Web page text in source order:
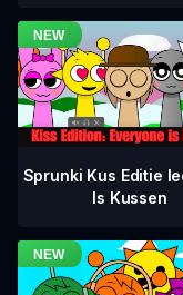
Sprunki Kus Editie
Is Kussen